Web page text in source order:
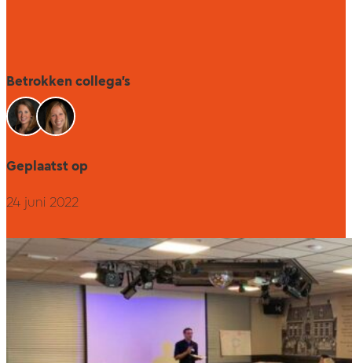
Betrokken collega's
Geplaatst op
24 juni 2022